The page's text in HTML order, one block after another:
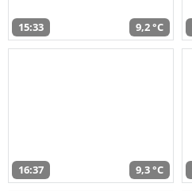
15:33 9,2 °C
16:37 9,3 °C